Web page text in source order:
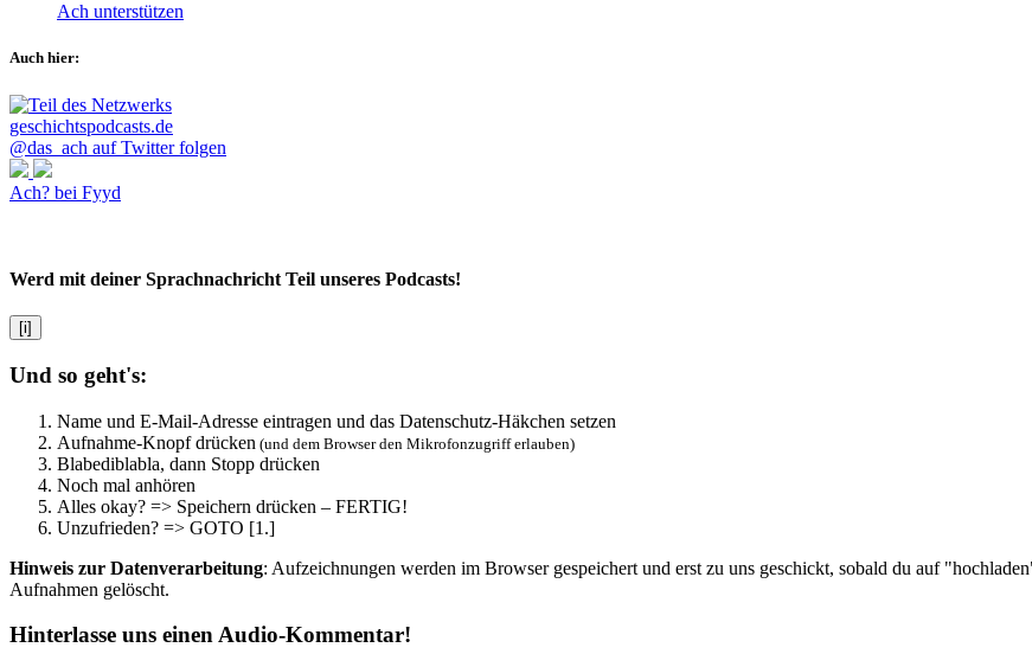
Ach unterstützen
Auch hier:
@das_ach auf Twitter folgen
Ach? bei Fyyd
Werd mit deiner Sprachnachricht Teil unseres Podcasts!
[i]
Und so geht's:
Name und E-Mail-Adresse eintragen und das Datenschutz-Häkchen setzen
Aufnahme-Knopf drücken (und dem Browser den Mikrofonzugriff erlauben)
Blabediblabla, dann Stopp drücken
Noch mal anhören
Alles okay? => Speichern drücken – FERTIG!
Unzufrieden? => GOTO [1.]
Hinweis zur Datenverarbeitung: Aufzeichnungen werden im Browser gespeichert und erst zu uns geschickt, sobald du auf
Aufnahmen gelöscht.
Hinterlasse uns einen Audio-Kommentar!